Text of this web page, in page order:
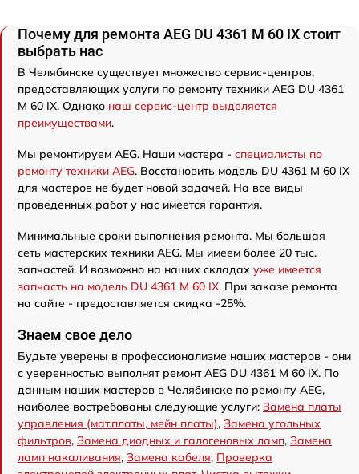
Почему для ремонта AEG DU 4361 M 60 IX стоит
выбрать нас
В Челябинске существует множество сервис-центров,
предоставляющих услуги по ремонту техники AEG DU 4361
M 60 IX. Однако наш сервис-центр выделяется
преимуществами.
Мы ремонтируем AEG. Наши мастера - специалисты по
ремонту техники AEG. Восстановить модель DU 4361 M 60 IX
для мастеров не будет новой задачей. На все виды
проведенных работ у нас имеется гарантия.
Минимальные сроки выполнения ремонта. Мы большая
сеть мастерских техники AEG. Мы имеем более 20 тыс.
запчастей. И возможно на наших складах уже имеется
запчасть на модель DU 4361 M 60 IX. При заказе ремонта
на сайте - предоставляется скидка -25%.
Знаем свое дело
Будьте уверены в профессионализме наших мастеров - они
с уверенностью выполнят ремонт AEG DU 4361 M 60 IX. По
данным наших мастеров в Челябинске по ремонту AEG,
наиболее востребованы следующие услуги: Замена платы
управления (мат.платы, мейн платы), Замена угольных
фильтров, Замена диодных и галогеновых ламп, Замена
ламп накаливания, Замена кабеля, Проверка